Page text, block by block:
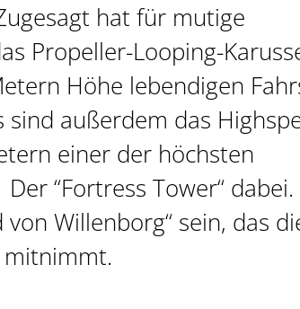
hat für mutige
Propeller-Looping-
Höhe lebendigen
außerdem das
einer der höchsten
“Fortress Tower“
Willenborg“ sein, das